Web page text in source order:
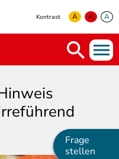
Kontrast A A A
Frage
stellen